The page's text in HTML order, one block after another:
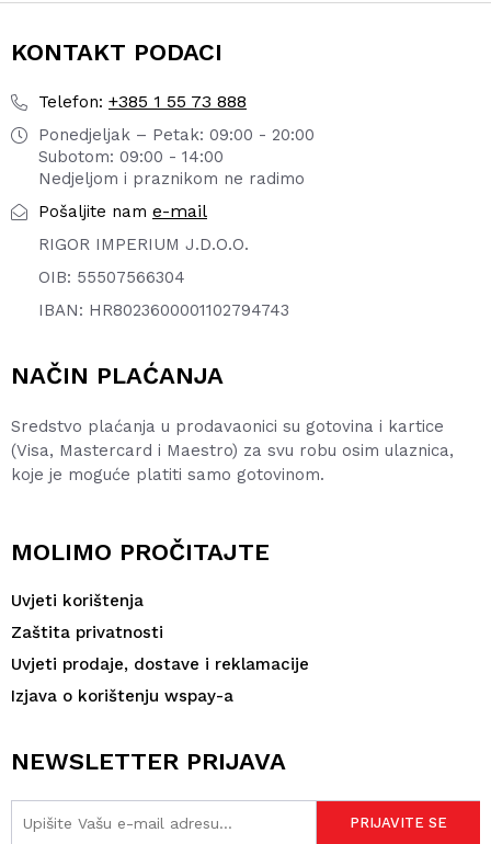
KONTAKT PODACI
Telefon: +385 1 55 73 888
Ponedjeljak – Petak: 09:00 - 20:00
Subotom: 09:00 - 14:00
Nedjeljom i praznikom ne radimo
Pošaljite nam e-mail
RIGOR IMPERIUM J.D.O.O.
OIB: 55507566304
IBAN: HR8023600001102794743
NAČIN PLAĆANJA
Sredstvo plaćanja u prodavaonici su gotovina i kartice
(Visa, Mastercard i Maestro) za svu robu osim ulaznica,
koje je moguće platiti samo gotovinom.
MOLIMO PROČITAJTE
Uvjeti korištenja
Zaštita privatnosti
Uvjeti prodaje, dostave i reklamacije
Izjava o korištenju wspay-a
NEWSLETTER PRIJAVA